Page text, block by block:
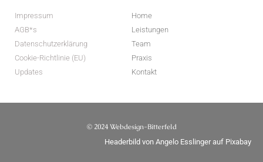
Impressum
AGB*s
Datenschutzerklärung
Cookie-Richtlinie (EU)
Updates
Home
Leistungen
Team
Praxis
Kontakt
© 2024 Webdesign-Bitterfeld
Headerbild von Angelo Esslingerauf Pixabay